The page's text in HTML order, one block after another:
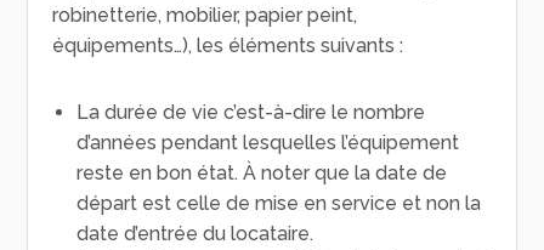
robinetterie, mobilier, papier peint,
équipements…), les éléments suivants :
La durée de vie c’est-à-dire le nombre
d’années pendant lesquelles l’équipement
reste en bon état. À noter que la date de
départ est celle de mise en service et non la
date d’entrée du locataire.